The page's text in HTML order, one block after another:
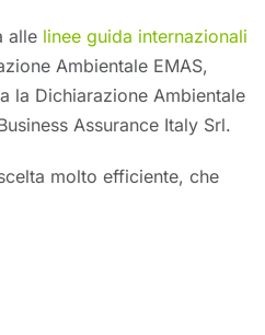
alle linee guida internazionali
Ambientale EMAS,
la Dichiarazione Ambientale
Assurance Italy Srl.
molto efficiente, che